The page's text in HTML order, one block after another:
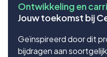
Ontwikkeling en
Jouw toekomst bij
Geïnspireerd door dit
bijdragen aan